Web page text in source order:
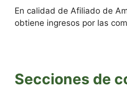
En calidad de Afiliado de
obtiene ingresos por las
Secciones de